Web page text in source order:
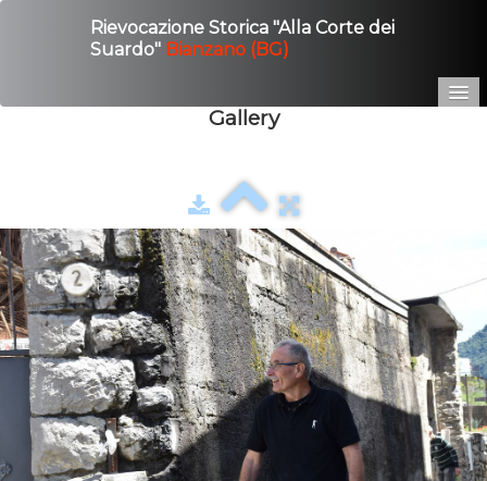
Rievocazione Storica "Alla Corte dei
Suardo" Bianzano (BG)
Contatto
Gallery